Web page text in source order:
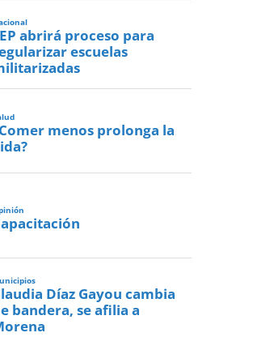
abrirá proceso para
escuelas
menos prolonga la
Díaz Gayou cambia
bandera, se afilia a